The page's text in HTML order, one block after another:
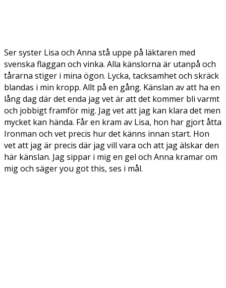
Ser syster Lisa och Anna stå uppe på läktaren med
svenska flaggan och vinka. Alla känslorna är utanpå och
tårarna stiger i mina ögon. Lycka, tacksamhet och skräck
blandas i min kropp. Allt på en gång. Känslan av att ha en
lång dag där det enda jag vet är att det kommer bli varmt
och jobbigt framför mig. Jag vet att jag kan klara det men
mycket kan hända. Får en kram av Lisa, hon har gjort åtta
Ironman och vet precis hur det känns innan start. Hon
vet att jag är precis där jag vill vara och att jag älskar den
här känslan. Jag sippar i mig en gel och Anna kramar om
mig och säger you got this, ses i mål.